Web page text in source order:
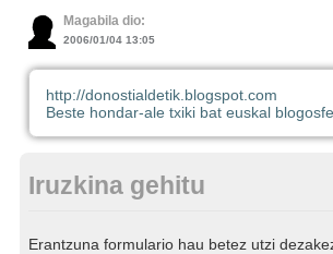
Magabila dio:
2006/01/04 13:05
http://donostialdetik.blogspot.com
Beste hondar-ale txiki bat euskal
Iruzkina gehitu
Erantzuna formulario hau betez utzi